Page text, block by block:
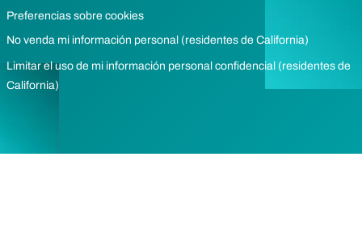
Preferencias sobre cookies
No venda mi información personal (residentes de California)
Limitar el uso de mi información personal confidencial (residentes de
California)